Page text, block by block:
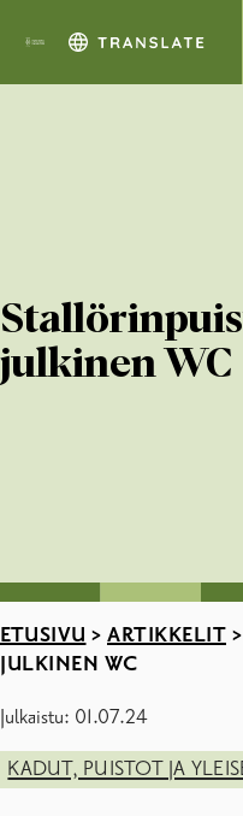
julkinen WC
ETUSIVU > ARTIKKELIT >
JULKINEN WC
Julkaistu: 01.07.24
KADUT, PUISTOT JA